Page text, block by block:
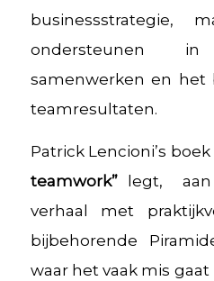
businessstrategie,
ondersteunen
samenwerken en het
teamresultaten.
Patrick Lencioni’s boek
teamwork”legt, aan
verhaal met
bijbehorende
waar het vaak mis gaat